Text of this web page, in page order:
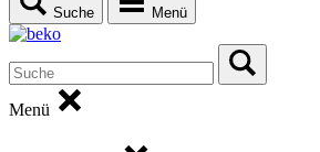
Suche Menü
Menü